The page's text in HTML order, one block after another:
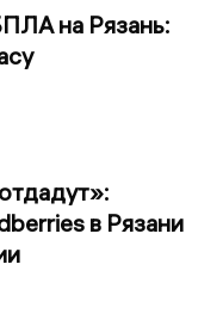
на Рязань:
в Рязани